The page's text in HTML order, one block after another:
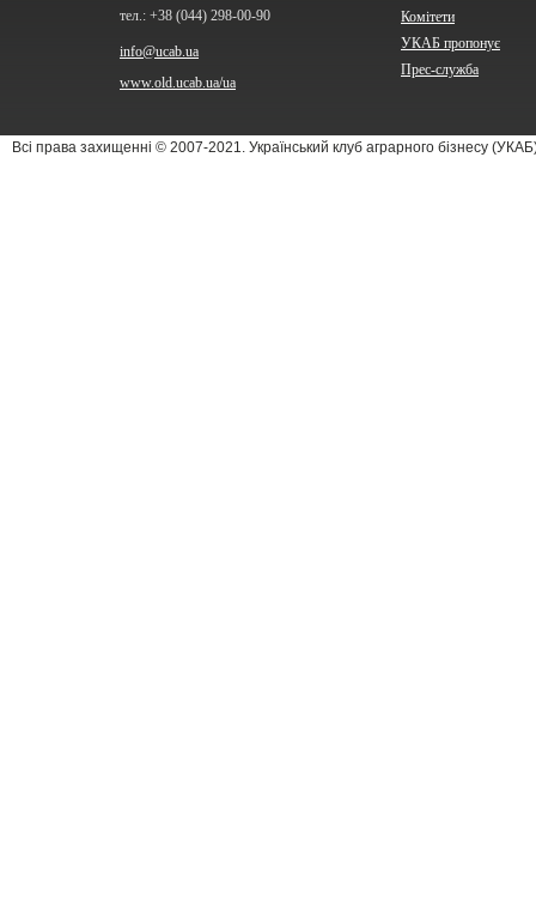
тел.: +38 (044) 298-00-90
info@ucab.ua
www.old.ucab.ua/ua
Комітети
УКАБ пропонує
Прес-служба
Всі права захищенні © 2007-2021. Український клуб аграрного бізнесу